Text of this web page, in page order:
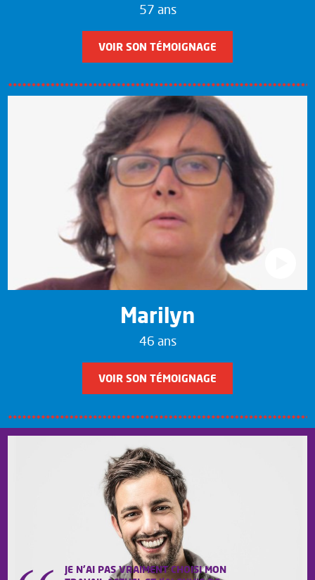
57 ans
VOIR SON TÉMOIGNAGE
Marilyn
46 ans
VOIR SON TÉMOIGNAGE
JE N'AI PAS VRAIMENT CHOISI MON